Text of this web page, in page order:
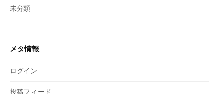
未分類
メタ情報
ログイン
投稿フィード